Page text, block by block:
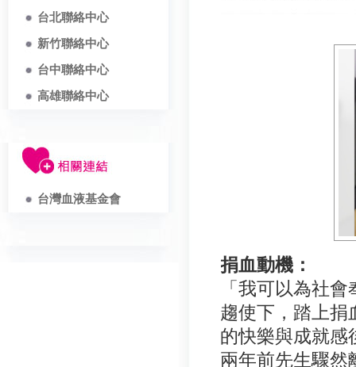
台北聯絡中心
新竹聯絡中心
台中聯絡中心
高雄聯絡中心
台灣血液基金會
捐血動機：
「我可以為社
趨使下，踏上捐
的快樂與成就感
兩年前先生驟然